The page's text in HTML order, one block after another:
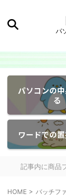
パ
パソコンの
る
ワードでの
記事内に商品
HOME > バッチフ